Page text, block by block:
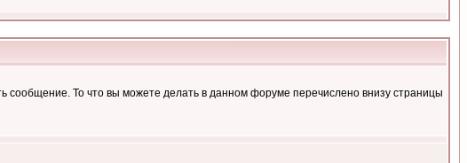
сообщение. То что вы можете делать в данном форуме перечислено внизу страницы